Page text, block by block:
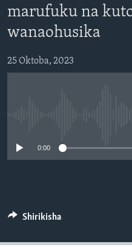
AFRIKA
MAREKANI
DUNIA
Lugha
marufuku na
wanaohusika
25 Oktoba, 2023
0:00
Shirikisha